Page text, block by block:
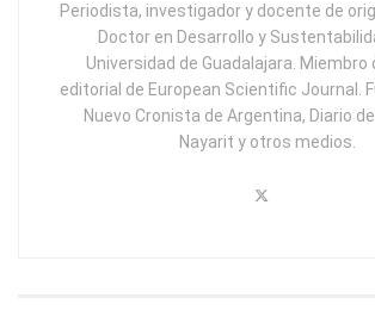
Periodista, investigador y docente de
Doctor en Desarrollo y
Universidad de Guadalajara. Miembro
editorial de European Scientific Journal.
Nuevo Cronista de Argentina, Diario
Nayarit y otros medios.